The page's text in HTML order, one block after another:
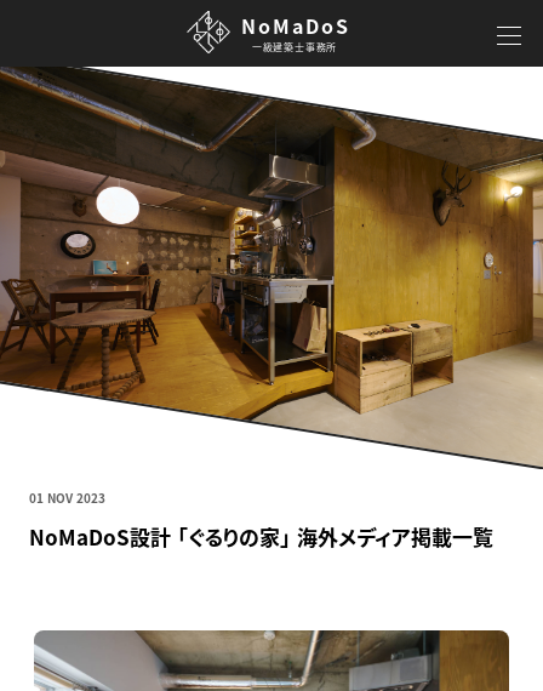
NoMaDoS
一級建築士事務所
01 NOV 2023
NoMaDoS設計 「ぐるりの家」 海外メディア掲載一覧